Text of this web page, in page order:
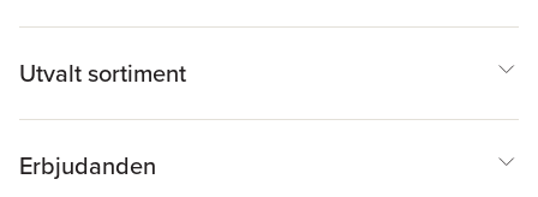
Utvalt sortiment
Erbjudanden